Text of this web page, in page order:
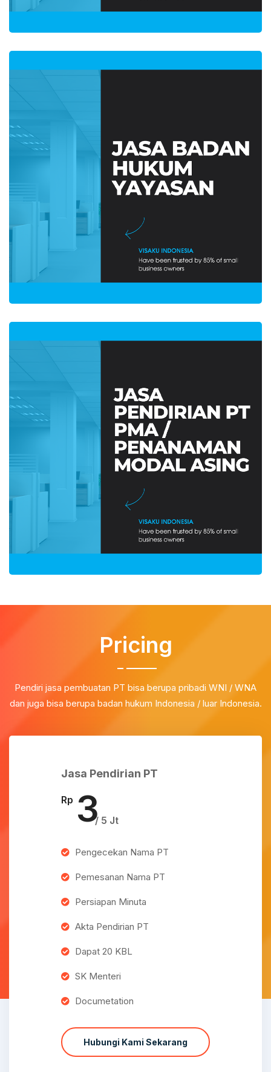
Pricing
Pendiri jasa pembuatan PT bisa berupa pribadi WNI / WNA
dan juga bisa berupa badan hukum Indonesia / luar Indonesia.
Jasa Pendirian PT
Rp 3/ 5 Jt
Pengecekan Nama PT
Pemesanan Nama PT
Persiapan Minuta
Akta Pendirian PT
Dapat 20 KBL
SK Menteri
Documetation
Hubungi Kami Sekarang